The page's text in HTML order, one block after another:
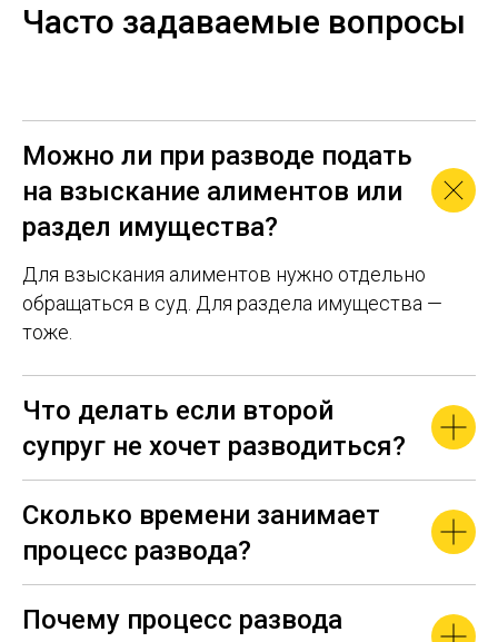
Часто задаваемые вопросы
Можно ли при разводе подать
на взыскание алиментов или
раздел имущества?
Для взыскания алиментов нужно отдельно
обращаться в суд. Для раздела имущества —
тоже.
Что делать если второй
супруг не хочет разводиться?
Сколько времени занимает
процесс развода?
Почему процесс развода